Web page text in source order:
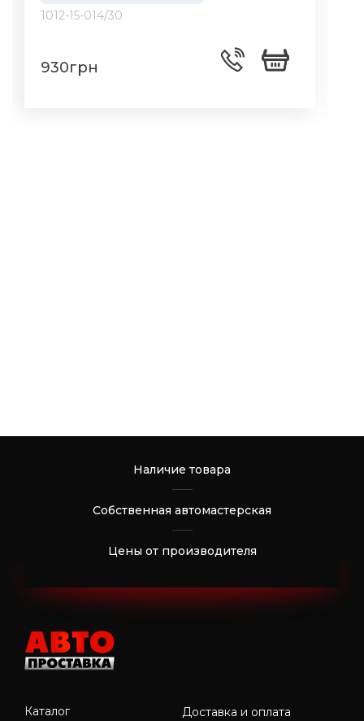
1012-15-014/30
930грн
Наличие товара
Собственная автомастерская
Цены от производителя
Каталог Доставка и оплата